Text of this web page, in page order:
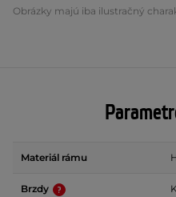
Obrázky majú iba ilustračný
Materiál rámu
Brzdy